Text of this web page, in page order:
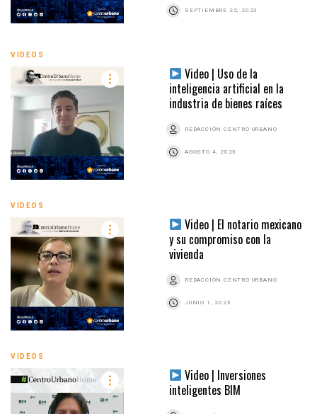
SEPTIEMBRE 22, 2023
VIDEOS
Video | Uso de la
inteligencia artificial en la
industria de bienes raíces
REDACCIÓN CENTRO URBANO
AGOSTO 4, 2023
VIDEOS
Video | El notario mexicano
y su compromiso con la
vivienda
REDACCIÓN CENTRO URBANO
JUNIO 1, 2023
VIDEOS
Video | Inversiones
inteligentes BIM